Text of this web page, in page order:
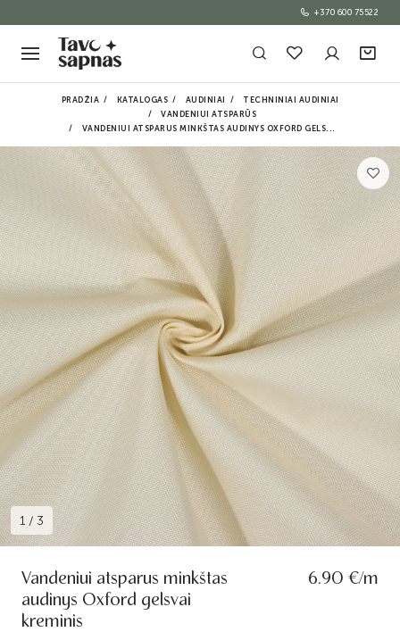
+370 600 75522
PRADŽIA KATALOGAS AUDINIAI
TECHNINIAI AUDINIAI
VANDENIUI ATSPARŪS
VANDENIUI ATSPARUS MINKŠTAS AUDINYS OXFORD GELS...
1 / 3
Vandeniui atsparus minkštas
audinys Oxford gelsvai
kreminis
6.90 €/m